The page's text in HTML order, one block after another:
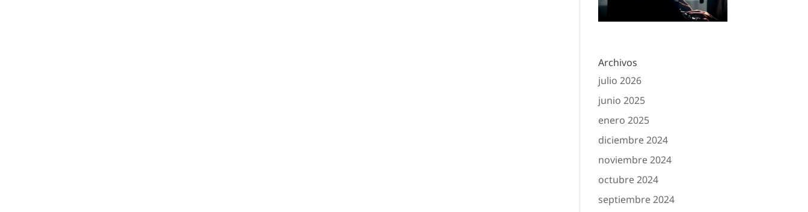
Archivos
julio 2026
junio 2025
enero 2025
diciembre 2024
noviembre 2024
octubre 2024
septiembre 2024